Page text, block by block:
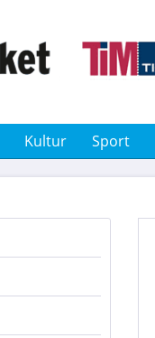
Kultur Sport